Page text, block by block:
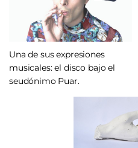
Una de sus expresiones
musicales: el disco bajo el
seudónimo Puar.